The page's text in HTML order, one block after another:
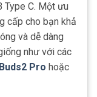
Type C. Một ưu
cấp cho bạn khả
và dễ dàng
như với các
Pro hoặc